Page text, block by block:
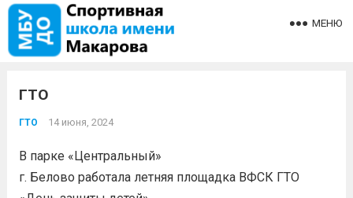
МЕНЮ
ГТО
ГТО 14 июня, 2024
В парке «Центральный»
г. Белово работала летняя площадка ВФСК ГТО